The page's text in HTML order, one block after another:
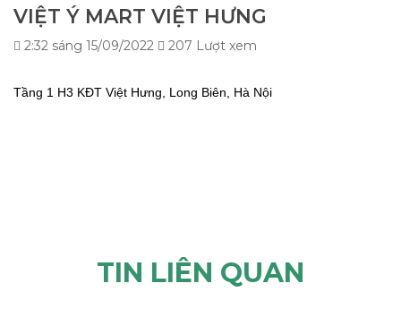
VIỆT Ý MART VIỆT HƯNG
2:32 sáng 15/09/2022 207 Lượt xem
Tầng 1 H3 KĐT Việt Hưng, Long Biên, Hà Nội
TIN LIÊN QUAN